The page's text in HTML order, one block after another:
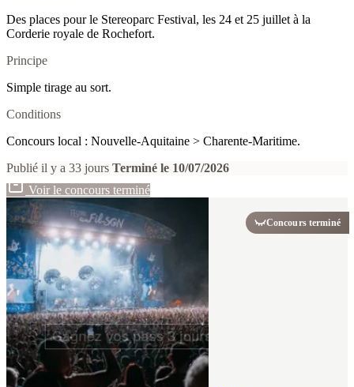
Des places pour le Stereoparc Festival, les 24 et 25 juillet à la
Corderie royale de Rochefort.
Principe
Simple tirage au sort.
Conditions
Concours local : Nouvelle-Aquitaine > Charente-Maritime.
Publié il y a 33 jours Terminé le 10/07/2026
Voir le concours terminé
Concours terminé